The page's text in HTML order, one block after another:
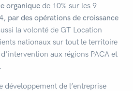
organique de 10% sur les 9
par des opérations de croissance
la volonté de GT Location
nationaux sur tout le territoire
aux régions PACA et
développement de l’entreprise